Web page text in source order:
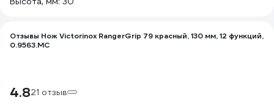
Отзывы Нож Victorinox RangerGrip 79 красный, 130 мм, 12 функций,
0.9563.MC
4.821 отзыв